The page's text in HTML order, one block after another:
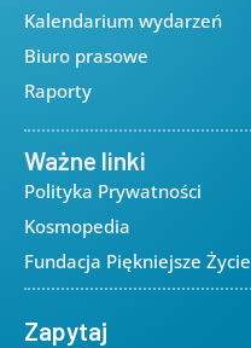
Kalendarium wydarzeń
Biuro prasowe
Raporty
Ważne linki
Polityka Prywatności
Kosmopedia
Fundacja Piękniejsze Życie
Zapytaj